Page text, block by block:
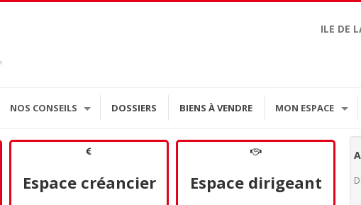
ILE DE
NOS CONSEILS DOSSIERS BIENS À VENDRE MON ESPACE
Espace créancier Espace dirigeant